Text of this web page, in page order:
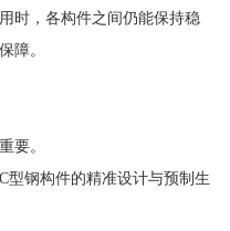
时，各构件之间仍能保持稳
障。
要。
型钢构件的精准设计与预制生